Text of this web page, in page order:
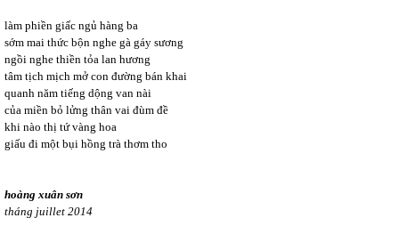
làm phiền giấc ngủ hàng ba
sớm mai thức bộn nghe gà gáy sương
ngồi nghe thiền tỏa lan hương
tâm tịch mịch mở con đường bán khai
quanh năm tiếng dộng van nài
của miền bỏ lửng thân vai đùm đề
khi nào thị tứ vàng hoa
giấu đi một bụi hồng trà thơm tho
hoàng xuân sơn
tháng juillet 2014